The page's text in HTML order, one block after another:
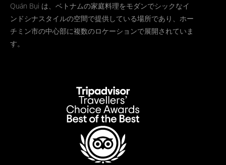
Quán Bụi は、ベトナムの家庭料理をモダンでシックなイ
ンドシナスタイルの空間で提供している場所であり、ホー
チミン市の中心部に複数のロケーションで展開されていま
す。